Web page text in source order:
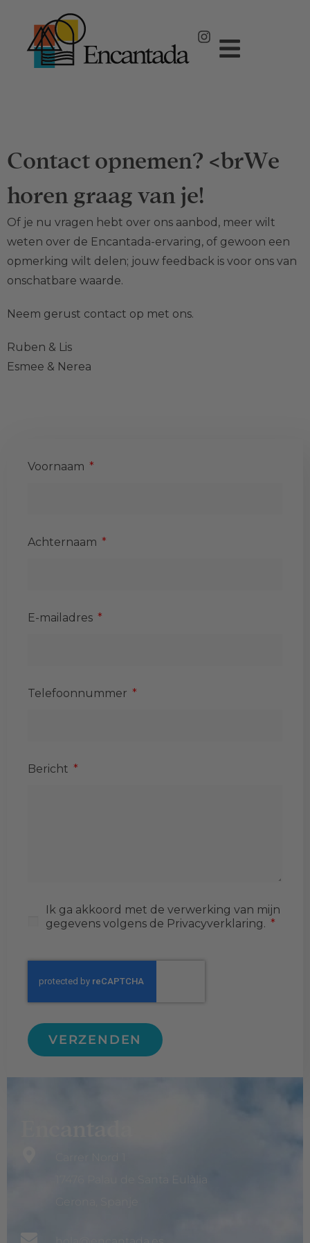
Contact opnemen? <brWe
horen graag van je!
Of je nu vragen hebt over ons aanbod, meer wilt
weten over de Encantada-ervaring, of gewoon een
opmerking wilt delen; jouw feedback is voor ons van
onschatbare waarde.
Neem gerust contact op met ons.
Ruben & Lis
Esmee & Nerea
Voornaam
Achternaam
E-mailadres
Telefoonnummer
Bericht
Ik ga akkoord met de verwerking van mijn
gegevens volgens de Privacyverklaring.
VERZENDEN
17476 Palau de Santa Eulàlia